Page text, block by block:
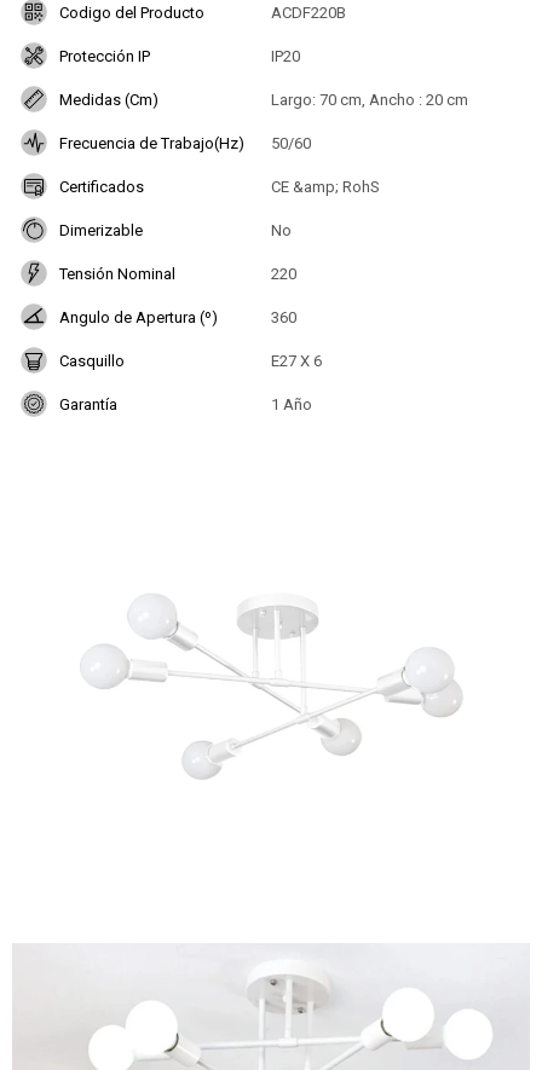
Codigo del Producto ACDF220B
Protección IP IP20
Medidas (Cm) Largo: 70 cm, Ancho : 20 cm
Frecuencia de Trabajo(Hz) 50/60
Certificados CE &amp; RohS
Dimerizable No
Tensión Nominal 220
Angulo de Apertura (º) 360
Casquillo E27 X 6
Garantía 1 Año